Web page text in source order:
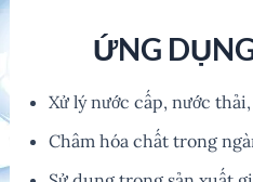
ỨNG
Xử lý nước cấp, nước
Châm hóa chất trong